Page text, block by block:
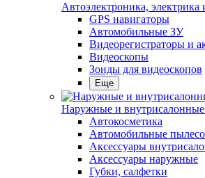
Автоэлектроника, электрика
GPS навигаторы
Автомобильные ЗУ
Видеорегистраторы и
Видеоскопы
Зонды для видеоскопов
Еще
Наружные и внутрисалонные
Автокосметика
Автомобильные
Аксесcуары
Аксессуары наружные
Губки, салфетки